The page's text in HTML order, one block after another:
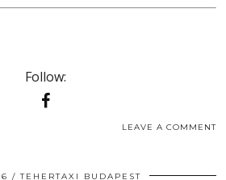
Follow:
LEAVE A COMMENT
TEHERTAXI BUDAPEST